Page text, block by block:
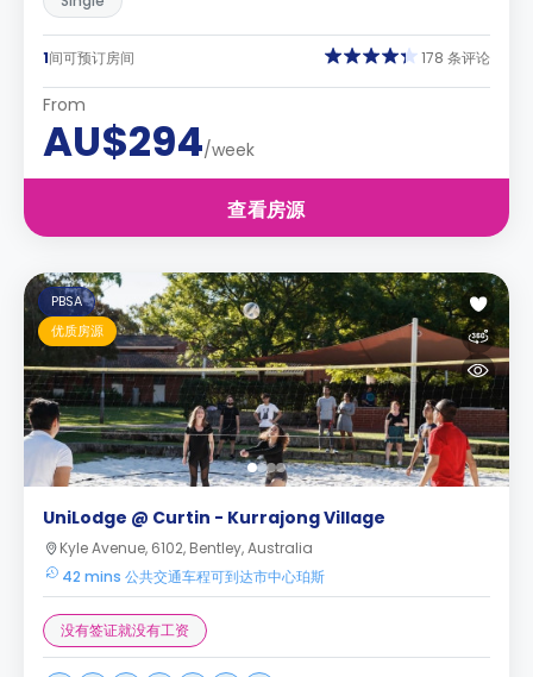
1间可预订房间 178 条评论
From
AU$294/week
查看房源
PBSA
优质房源
UniLodge @ Curtin - Kurrajong Village
Kyle Avenue, 6102, Bentley, Australia
42 mins 公共交通车程可到达市中心珀斯
没有签证就没有工资